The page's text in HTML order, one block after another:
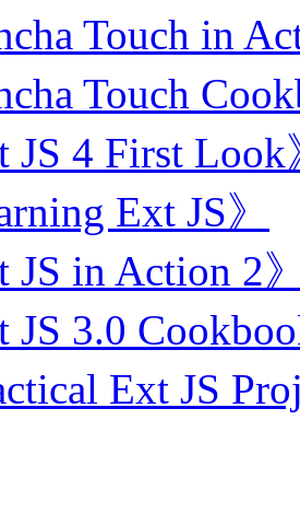
Touch in
Touch
JS 4 First Look
Ext JS》
JS in Action 2
JS 3.0
Ext JS